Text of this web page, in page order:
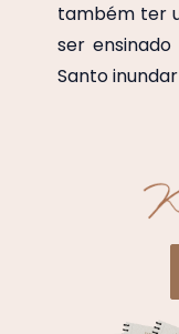
também ter
ser
Santo